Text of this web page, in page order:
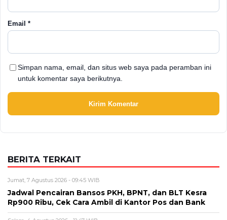
Email *
Simpan nama, email, dan situs web saya pada peramban ini
untuk komentar saya berikutnya.
BERITA TERKAIT
Jumat, 7 Agustus 2026 - 09:45 WIB
Jadwal Pencairan Bansos PKH, BPNT, dan BLT Kesra
Rp900 Ribu, Cek Cara Ambil di Kantor Pos dan Bank